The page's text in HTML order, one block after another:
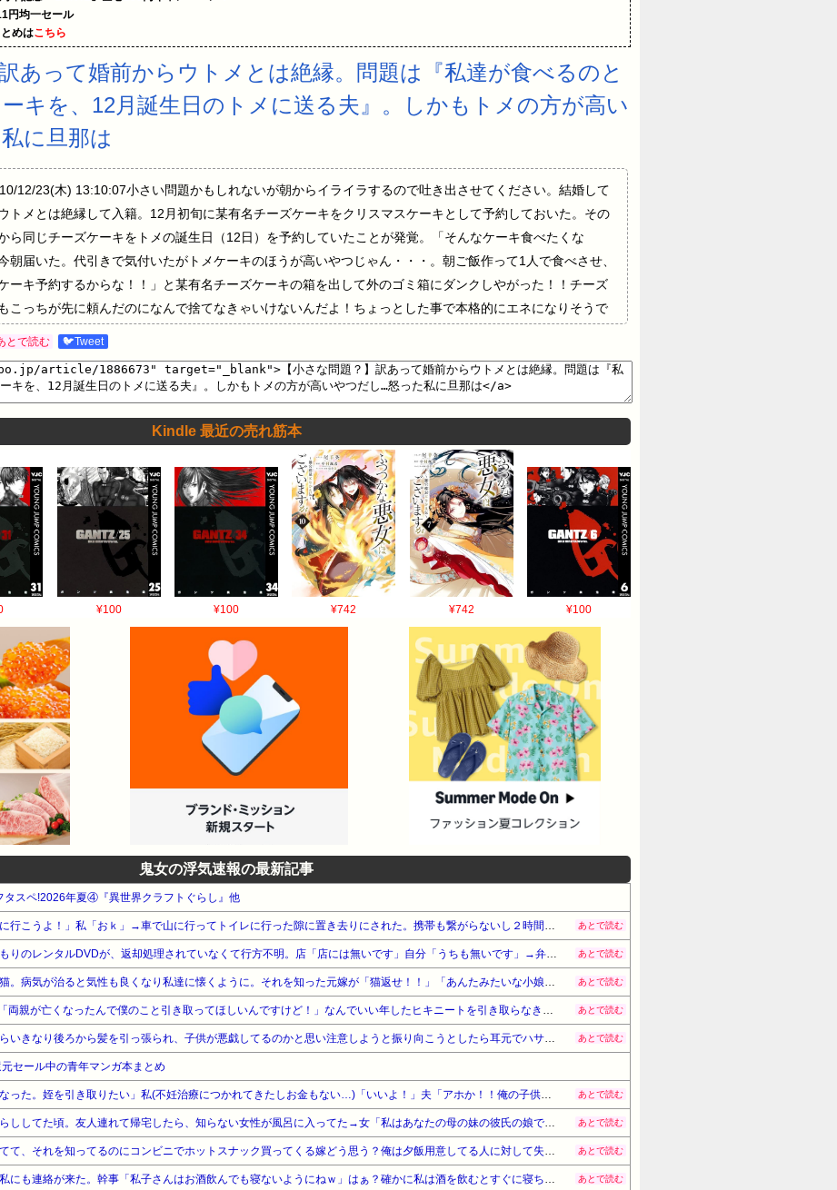
円均一セール
めはこちら
あって婚前からウトメとは絶縁。問題は『私達が食べるのと
キを、12月誕生日のトメに送る夫』。しかもトメの方が高い
に旦那は
12/23(木) 13:10:07小さい問題かもしれないが朝からイライラするので吐き出させてください。結婚して
トメとは絶縁して入籍。12月初旬に某有名チーズケーキをクリスマスケーキとして予約しておいた。その
ら同じチーズケーキをトメの誕生日（12日）を予約していたことが発覚。「そんなケーキ食べたくな
朝届いた。代引きで気付いたがトメケーキのほうが高いやつじゃん・・・。朝ご飯作って1人で食べさせ、
ーキ予約するからな！！」と某有名チーズケーキの箱を出して外のゴミ箱にダンクしやがった！！チーズ
こっちが先に頼んだのになんで捨てなきゃいけないんだよ！ちょっとした事で本格的にエネになりそうで
ゃな。「ウトメがﾀﾋんでも知らない！嫁子をいじめるから縁切って結婚する！！俺は味方だから。」って
い。うまく監視する方法はないのかな・・・。575:名無しさん＠ＨＯＭＥ2010/12/23(木) 13:13:52…良く
スマス分とトメ誕生日分があって絶縁してるのに誕生日ケーキ？とまずここでわけわかんないダンクされ
名無しさん＠ＨＯＭＥ2010/12/23(木) 13:14:22>>574婚前の色々、髪の毛を切る過程をkwskしていただけ
のか判断できません577:5742010/12/23(木) 13:15:56>>575そうです。自宅クリスマス分を捨てられたんで
キを送ったのは私にも意味がわかりません。580:名無しさん＠ＨＯＭＥ2010/12/23(木) 13:21:41新婚さん
けどねえ。あなたと義母が縁を切るだけで、旦那と義母はあなたに迷惑がかからないならほっとくという
手でたずなひいて、左手で餌をあげる。過去に何されたかとかによって、旦那にどうしてもらうかかわる
にきっちり切れてもらうのか、あなたとは切れて旦那とだけそーっとうまくやるとか。
婚前の色々はｋｗｓｋ書くと・ウトメ結婚反対・戸籍を興信所に無断で取り寄せて身辺調査・理由は悪
ますが、私の実家は一応有名警備会社の電気工事の下請けの自営業です。義実家は親の遺産を親戚と分け
百万も借金ということで親戚に返済している悪 条 件 な義実家。旦那が法律職ですごい良家だと勘違い
れて縁切ったはずなのに・・・トメケーキを。583:名無しさん＠ＨＯＭＥ2010/12/23(木) 13:24:52絶縁し
るダンナもどうかと思うが「そんなケーキ食べたくない！」ってヒステリー起こしておきながらケーキに
れてる>>574もうざい。587:名無しさん＠ＨＯＭＥ2010/12/23(木) 13:28:04トメケーキも捨てたいね。
12/23(木) 13:28:23>>583まぁ新婚でお花畑になってるんでしょ。自分の新婚時代を振り返って、大目に
にケーキとか「迂闊だった」って。ほとぼりが冷めた頃にウトメに泣きつかれて「そろそろ水に流してや
だねぇ。590:名無しさん＠ＨＯＭＥ2010/12/23(木) 13:30:54>>582うわ。すごいね。一度ゆっくり旦那と
かっていう馬鹿さではあるけど、開き直らずにごめんて言うなら今から再教育が間に合うと思う。怒るん
うが聞くはずだよ。どこかですごい人がいたなあ。どこのすれだったかな。ゆっくりじっくり泣きながら
木) 13:35:35ageてしまった上、ブーたれてしまってすいませんorz食べたくないと言ってもずっと楽しみ
宅用のケーキ一緒に注文して、後日トメのケーキを注文したのですが高いほうのケーキを注文したことで
て。中身は同じです。サイズが大きいとかそんな感じで。とりあえず、上手く操縦するために色々勉強し
いただきます。初めてのクリスマスでお花畑だったのに枯れてしまいました。593:名無しさん＠ＨＯＭＥ
メ＞＞＞＞574だわな594:名無しさん＠ＨＯＭＥ2010/12/23(木) 13:49:48何かあったら間違いなくトメの
等のケーキ予約すりゃまだフォローのしようがあるだろうに操縦・・・・・・・できればいいね本当に
12/23(木) 13:50:27>>592結婚後はじめてのクリスマスでしょ。二人でムード作ってゆっくり味わって色
するよね。泣き落としね、コツがあるんだよ。「私にひどいことをしたお母さんを大事にする気持ちはわ
気持ちを拾っておく。でもね、私にひどいことをしたお母さんが大事なら私はつらくてやっ
ど 我慢できない。 ← 悪くないけど言ってみる私はあなたを大好きだけ
言っておく今までされたことはあまりにひどすぎてこの
らいのことだと念押し。私だけじゃなく、家族までひどく言われ
それでもあなたと一緒になりたかったか
の人となら、こんなことにもならなかっただろうね。私だからだね。 ←
ないでね、何て思ってしまう自分が嫌なの。 ← あなたの希望をはっきり言う。ごめんね。
とで読む 🐦Tweet
Kindle 最近の売れ筋本
¥100 ¥100 ¥742 ¥742 ¥100
鬼女の浮気速報の最新記事
タスペ!2026年夏④『異世界クラフトぐらし』他
あとで読む
あとで読む
あとで読む
あとで読む
あとで読む
元セール中の青年マンガ本まとめ
あとで読む
あとで読む
あとで読む
あとで読む